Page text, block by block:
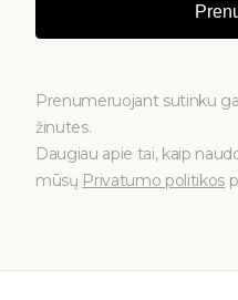
Prenumeruojant sutinku
žinutes.
Daugiau apie tai, kaip
mūsų Privatumo politikos